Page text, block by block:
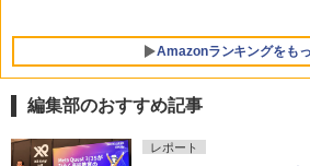
Amazonランキングをも
編集部のおすすめ記事
レポート